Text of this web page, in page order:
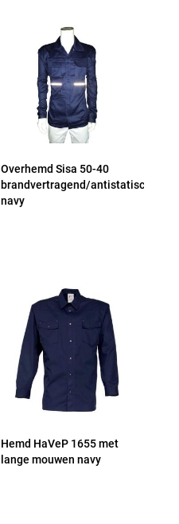
Overhemd Sisa 50-40
brandvertragend/antistatisch
navy
Hemd HaVeP 1655 met
lange mouwen navy